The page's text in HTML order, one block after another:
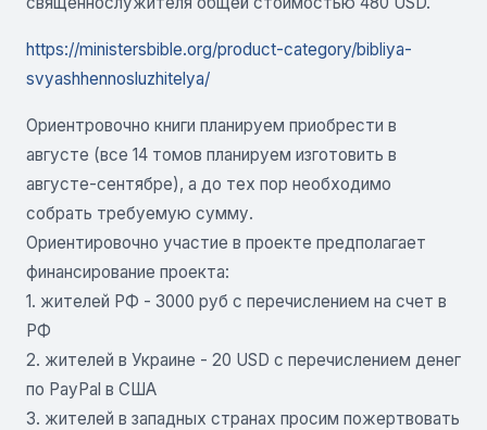
https://ministersbible.org/product-category/bibliya-
svyashhennosluzhitelya/
Ориентровочно книги планируем приобрести в
августе (все 14 томов планируем изготовить в
августе-сентябре), а до тех пор необходимо
собрать требуемую сумму.
Ориентировочно участие в проекте предполагает
финансирование проекта:
1. жителей РФ - 3000 руб с перечислением на счет в
РФ
2. жителей в Украине - 20 USD c перечислением денег
по PayPal в США
3. жителей в западных странах просим пожертвовать